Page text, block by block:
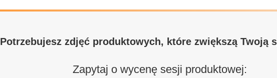
Potrzebujesz zdjęć produktowych, które zwiększą Twoją
Zapytaj o wycenę sesji produktowej: